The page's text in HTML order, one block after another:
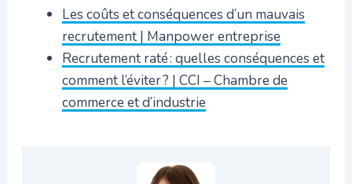
Les coûts et conséquences d’un mauvais
recrutement | Manpower entreprise
Recrutement raté : quelles conséquences et
comment l’éviter ? | CCI – Chambre de
commerce et d’industrie